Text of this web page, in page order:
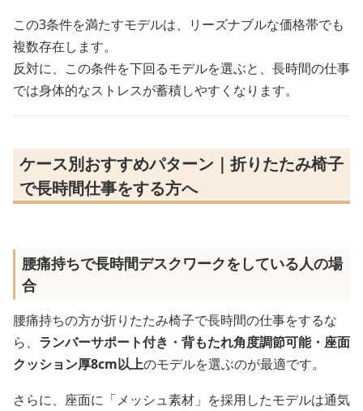
この3条件を満たすモデルは、リーズナブルな価格帯でも
複数存在します。
反対に、この条件を下回るモデルを選ぶと、長時間の仕事
では身体的なストレスが蓄積しやすくなります。
ケース別おすすめパターン｜折りたたみ椅子
で長時間仕事をする方へ
腰痛持ちで長時間デスクワークをしている人の場
合
腰痛持ちの方が折りたたみ椅子で長時間の仕事をするな
ら、 ランバーサポート付き・背もたれ角度調節可能・座面
クッション厚8cm以上のモデルを選ぶのが最適です。
さらに、座面に「メッシュ素材」を採用したモデルは通気